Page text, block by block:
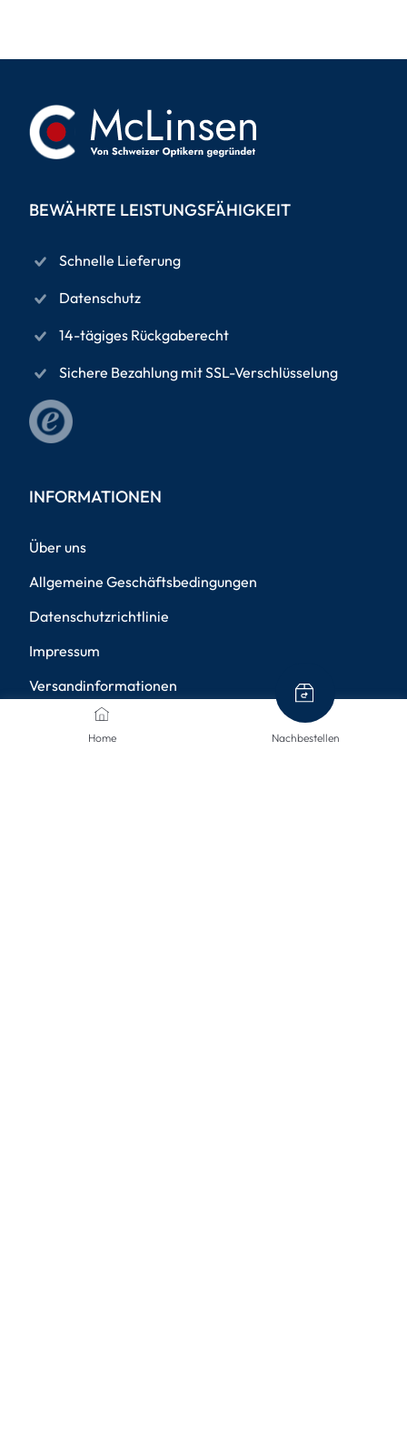
Home Nachbestellen
BEWÄHRTE LEISTUNGSFÄHIGKEIT
Schnelle Lieferung
Datenschutz
14-tägiges Rückgaberecht
Sichere Bezahlung mit SSL-Verschlüsselung
INFORMATIONEN
Über uns
Allgemeine Geschäftsbedingungen
Datenschutzrichtlinie
Impressum
Versandinformationen
Rücksendungen